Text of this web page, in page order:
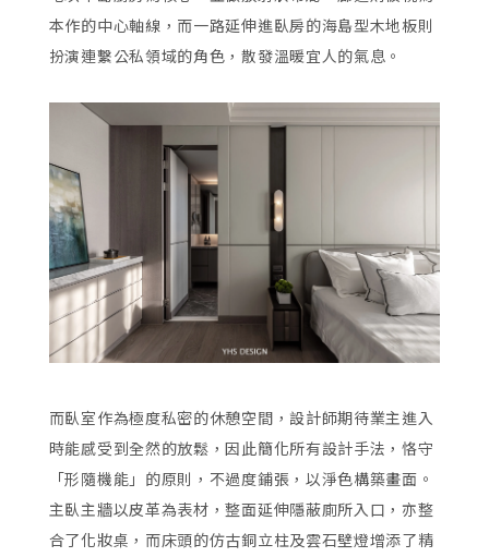
本作的中心軸線，而一路延伸進臥房的海島型木地板則
扮演連繫公私領域的角色，散發溫暖宜人的氣息。
而臥室作為極度私密的休憩空間，設計師期待業主進入
時能感受到全然的放鬆，因此簡化所有設計手法，恪守
「形隨機能」的原則，不過度鋪張，以淨色構築畫面。
主臥主牆以皮革為表材，整面延伸隱蔽廁所入口，亦整
合了化妝桌，而床頭的仿古銅立柱及雲石壁燈增添了精